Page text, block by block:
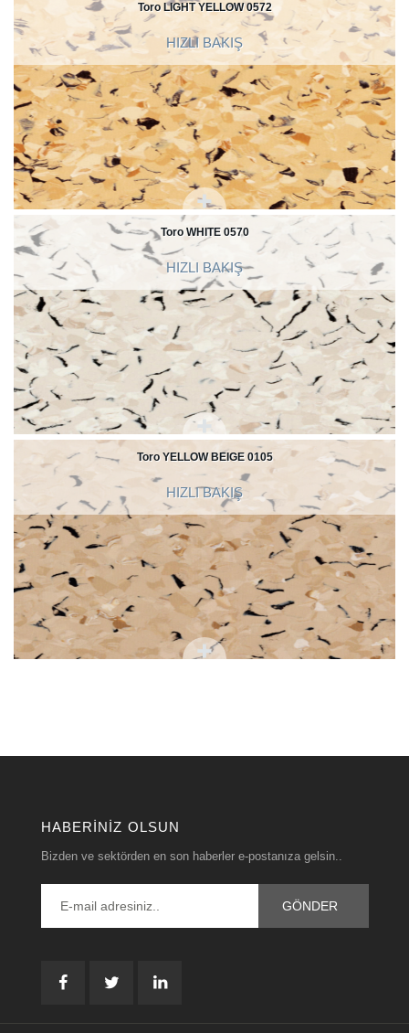
Toro LIGHT YELLOW 0572
HIZLI BAKIŞ
Toro WHITE 0570
HIZLI BAKIŞ
Toro YELLOW BEIGE 0105
HIZLI BAKIŞ
HABERINIZ OLSUN
Bizden ve sektörden en son haberler e-postanıza gelsin..